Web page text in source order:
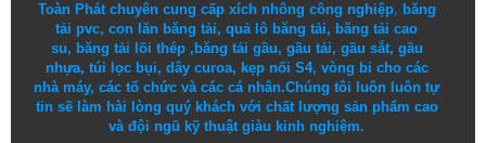
Toàn Phát chuyên cung cấp xích nhông công nghiệp, băng
tải pvc,con lăn băng tải,quả lô băng tải, băng tải cao
su, băng tải lõi thép, băng tải gầu, gầu tải, gầu sắt, gầu
nhựa, túi lọc bụi, dây curoa, kẹp nối S4, vòng bi cho các
nhà máy, các tổ chức và các cá nhân.Chúng tôi luôn luôn tự
tin sẽ làm hài lòng quý khách với chất lượng sảnphẩm cao
vàđội ngũ kỹ thuậtgiàu kinh nghiệm.